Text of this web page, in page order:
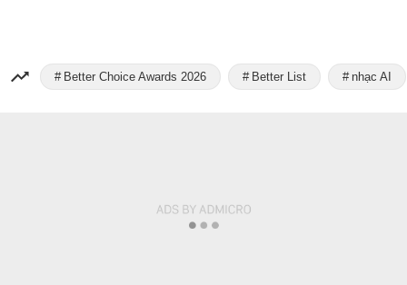
Better Choice Awards 2026 Better List nhạc AI